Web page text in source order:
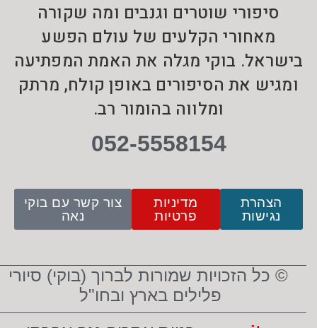
סיפורי שוטרים וגנבים ומה שקורה
מאחורי הקלעים של עולם הפשע
בישראל. בוקי מגלה את האמת המפתיעה
ומגיש את הסיפורים באופן קולח, מרתק
ומלווה בהומור רב.
052-5558154
הצהרת
נגישות
מדיניות
פרטיות
צור קשר עם בוקי
נאה
© כל הזכויות שמורות לברוך (בוקי) סיורי
פלילים בארץ ובחו"ל